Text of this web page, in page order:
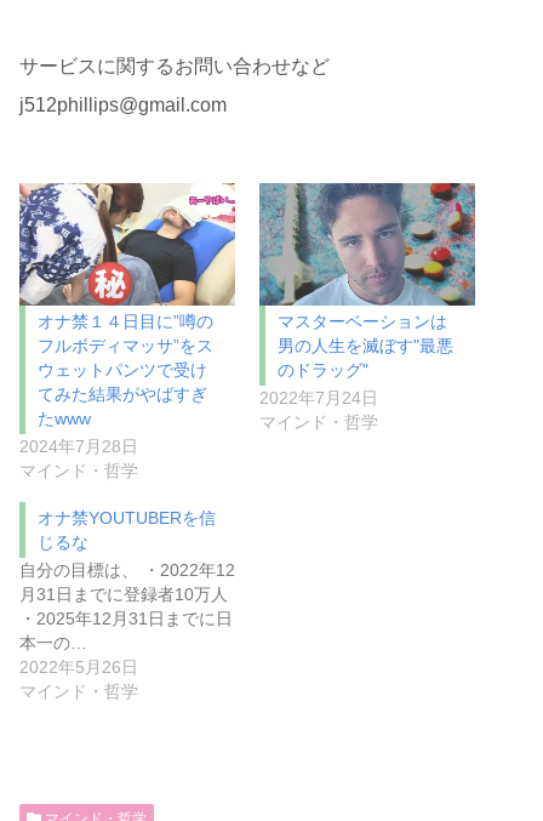
サービスに関するお問い合わせなど
j512phillips@gmail.com
オナ禁１４日目に”噂の
フルボディマッサ”をス
ウェットパンツで受け
てみた結果がやばすぎ
たwww
2024年7月28日
マインド・哲学
マスターベーションは
男の人生を滅ぼす"最悪
のドラッグ"
2022年7月24日
マインド・哲学
オナ禁YOUTUBERを信
じるな
自分の目標は、 ・2022年12
月31日までに登録者10万人
・2025年12月31日までに日
本一の…
2022年5月26日
マインド・哲学